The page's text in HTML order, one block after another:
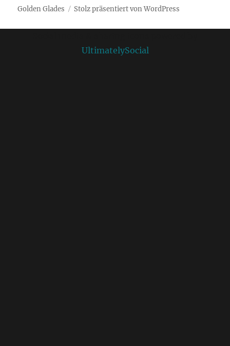
Golden Glades Stolz präsentiert von WordPress
UltimatelySocial